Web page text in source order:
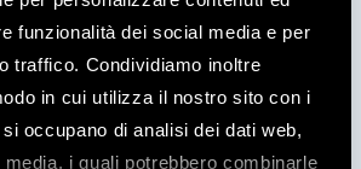
funzionalità dei social media e per
traffico. Condividiamo inoltre
in cui utilizza il nostro sito con i
occupano di analisi dei dati web,
i quali potrebbero combinarle
niveau van gemak en controle